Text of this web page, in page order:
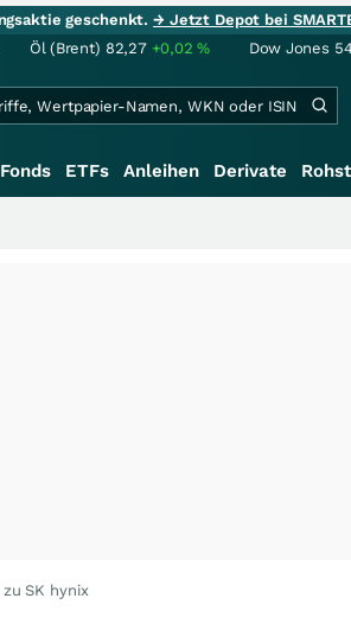
geschenkt.→ Jetzt Depot bei
Öl (Brent) 82,27 +0,02% Dow Jones
Fonds ETFs Anleihen Derivate
SK hynix